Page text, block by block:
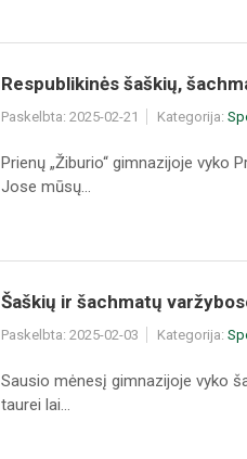
Respublikinės šaškių,
Paskelbta: 2025-02-21 Kategorija:
Prienų „Žiburio“ gimnazijoje vyko
Jose mūsų...
Šaškių ir šachmatų
Paskelbta: 2025-02-03 Kategorija:
Sausio mėnesį gimnazijoje vyko
taurei lai...